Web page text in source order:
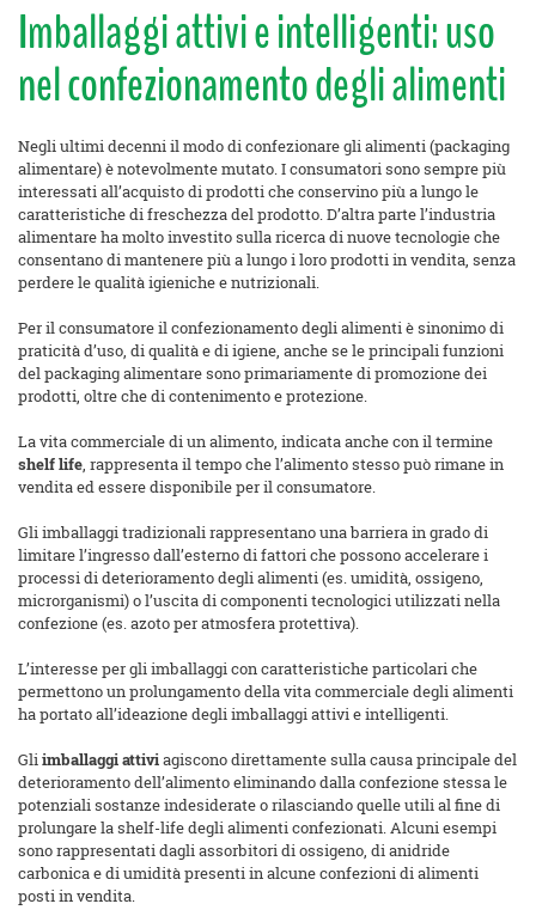
Imballaggi attivi e intelligenti: uso
nel confezionamento degli alimenti
Negli ultimi decenni il modo di confezionare gli alimenti (packaging
alimentare) è notevolmente mutato. I consumatori sono sempre più
interessati all’acquisto di prodotti che conservino più a lungo le
caratteristiche di freschezza del prodotto. D’altra parte l’industria
alimentare ha molto investito sulla ricerca di nuove tecnologie che
consentano di mantenere più a lungo i loro prodotti in vendita, senza
perdere le qualità igieniche e nutrizionali.
Per il consumatore il confezionamento degli alimenti è sinonimo di
praticità d’uso, di qualità e di igiene, anche se le principali funzioni
del packaging alimentare sono primariamente di promozione dei
prodotti, oltre che di contenimento e protezione.
La vita commerciale di un alimento, indicata anche con il termine
shelf life, rappresenta il tempo che l’alimento stesso può rimane in
vendita ed essere disponibile per il consumatore.
Gli imballaggi tradizionali rappresentano una barriera in grado di
limitare l’ingresso dall’esterno di fattori che possono accelerare i
processi di deterioramento degli alimenti (es. umidità, ossigeno,
microrganismi) o l’uscita di componenti tecnologici utilizzati nella
confezione (es. azoto per atmosfera protettiva).
L’interesse per gli imballaggi con caratteristiche particolari che
permettono un prolungamento della vita commerciale degli alimenti
ha portato all’ideazione degli imballaggi attivi e intelligenti.
Gliimballaggi attiviagiscono direttamente sulla causa principale del
deterioramento dell’alimento eliminando dalla confezione stessa le
potenziali sostanze indesiderate o rilasciando quelle utili al fine di
prolungare la shelf-life degli alimenti confezionati. Alcuni esempi
sono rappresentati dagli assorbitori di ossigeno, di anidride
carbonica e di umidità presenti in alcune confezioni di alimenti
posti in vendita.